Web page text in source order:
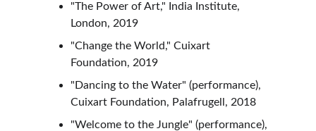
"The Power of Art," India Institute,
London, 2019
"Change the World," Cuixart
Foundation, 2019
"Dancing to the Water" (performance),
Cuixart Foundation, Palafrugell, 2018
"Welcome to the Jungle" (performance),